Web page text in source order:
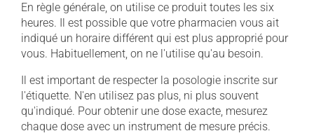
En règle générale, on utilise ce produit toutes les six
heures. Il est possible que votre pharmacien vous ait
indiqué un horaire différent qui est plus approprié pour
vous. Habituellement, on ne l'utilise qu'au besoin.
Il est important de respecter la posologie inscrite sur
l'étiquette. N'en utilisez pas plus, ni plus souvent
qu'indiqué. Pour obtenir une dose exacte, mesurez
chaque dose avec un instrument de mesure précis.